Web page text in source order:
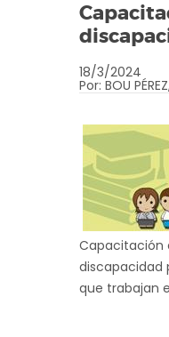
18/3/2024
Por: BOU
Capacitación
discapacidad
que trabajan